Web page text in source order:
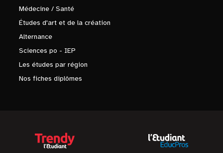
Médecine / Santé
Études d'art et de la création
Alternance
Sciences po - IEP
Les études par région
Nos fiches diplômes